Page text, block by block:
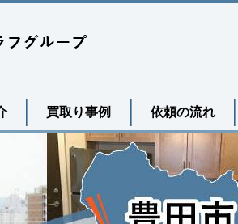
買取り事例 依頼の流れ